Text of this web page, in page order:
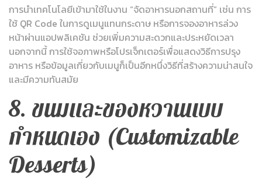
การนำเทคโนโลยีเข้ามาใช้ในงาน “จัดอาหารนอกสถานที่” เช่น การ
ใช้ QR Code ในการดูเมนูแทนกระดาษ หรือการจองอาหารล่วง
หน้าผ่านแอปพลิเคชัน ช่วยเพิ่มความสะดวกและประหยัดเวลา
นอกจากนี้ การใช้จอภาพหรือโปรเจ็กเตอร์เพื่อแสดงวิธีการปรุง
อาหาร หรือข้อมูลเกี่ยวกับเมนูก็เป็นอีกหนึ่งวิธีที่สร้างความน่าสนใจ
และมีความทันสมัย
8. ขนมและของหวานแบบ
กำหนดเอง (Customizable
Desserts)